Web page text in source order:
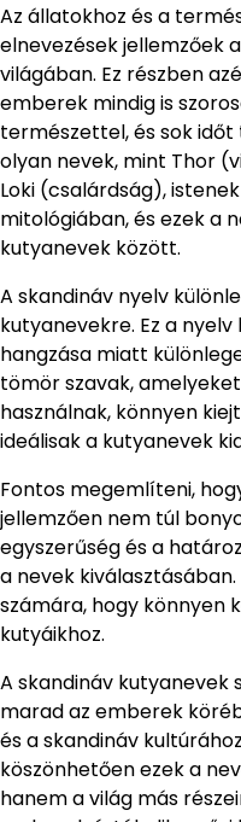
Az állatokhoz és a
elnevezések jellemzőek
világában. Ez részben
emberek mindig is
természettel, és sok
olyan nevek, mint Thor
Loki (csalárdság),
mitológiában, és ezek a
kutyanevek között.
A skandináv nyelv
kutyanevekre. Ez a
hangzása miatt
tömör szavak,
használnak, könnyen
ideálisak a kutyanevek
Fontos megemlíteni,
jellemzően nem túl
egyszerűség és a
a nevek
számára, hogy könnyen
kutyáikhoz.
A skandináv kutyanevek
marad az emberek
és a skandináv
köszönhetően ezek a
hanem a világ más